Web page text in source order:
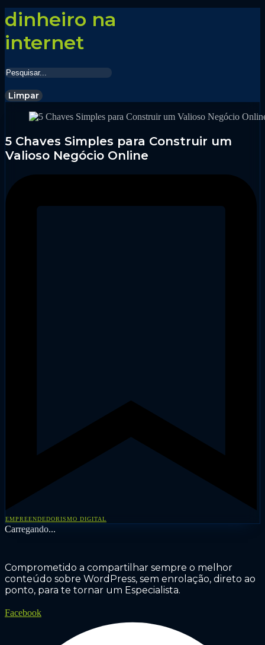
dinheiro na
internet
Limpar
5 Chaves Simples para Construir um
Valioso Negócio Online
EMPREENDEDORISMO DIGITAL
Carregando...
Comprometido a compartilhar sempre o melhor
conteúdo sobre WordPress, sem enrolação, direto ao
ponto, para te tornar um Especialista.
Facebook